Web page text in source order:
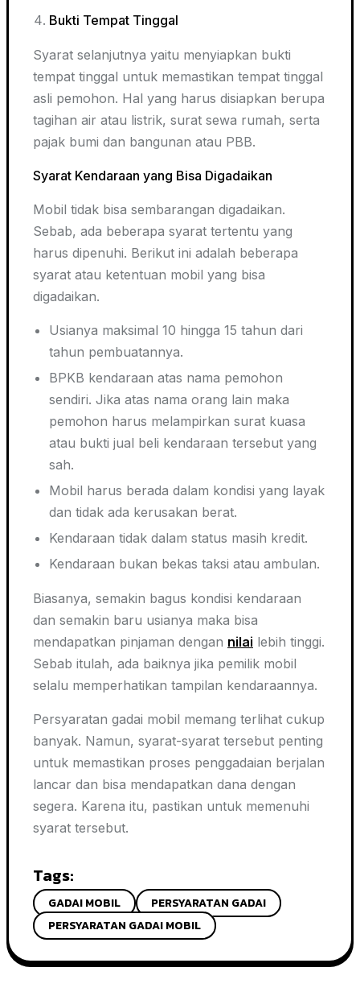
Bukti Tempat Tinggal
Syarat selanjutnya yaitu menyiapkan bukti
tempat tinggal untuk memastikan tempat tinggal
asli pemohon. Hal yang harus disiapkan berupa
tagihan air atau listrik, surat sewa rumah, serta
pajak bumi dan bangunan atau PBB.
Syarat Kendaraan yang Bisa Digadaikan
Mobil tidak bisa sembarangan digadaikan.
Sebab, ada beberapa syarat tertentu yang
harus dipenuhi. Berikut ini adalah beberapa
syarat atau ketentuan mobil yang bisa
digadaikan.
Usianya maksimal 10 hingga 15 tahun dari
tahun pembuatannya.
BPKB kendaraan atas nama pemohon
sendiri. Jika atas nama orang lain maka
pemohon harus melampirkan surat kuasa
atau bukti jual beli kendaraan tersebut yang
sah.
Mobil harus berada dalam kondisi yang layak
dan tidak ada kerusakan berat.
Kendaraan tidak dalam status masih kredit.
Kendaraan bukan bekas taksi atau ambulan.
Biasanya, semakin bagus kondisi kendaraan
dan semakin baru usianya maka bisa
mendapatkan pinjaman dengan nilai lebih tinggi.
Sebab itulah, ada baiknya jika pemilik mobil
selalu memperhatikan tampilan kendaraannya.
Persyaratan gadai mobil memang terlihat cukup
banyak. Namun, syarat-syarat tersebut penting
untuk memastikan proses penggadaian berjalan
lancar dan bisa mendapatkan dana dengan
segera. Karena itu, pastikan untuk memenuhi
syarat tersebut.
Tags:
GADAI MOBIL
PERSYARATAN GADAI
PERSYARATAN GADAI MOBIL